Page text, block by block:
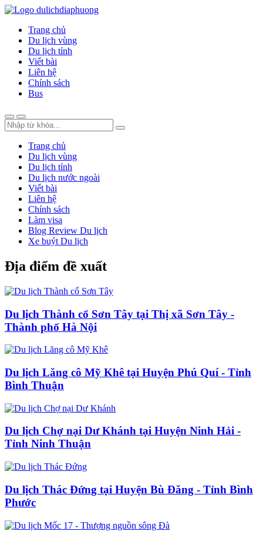
Trang chủ
Du lịch vùng
Du lịch tỉnh
Viết bài
Liên hệ
Chính sách
Bus
Trang chủ
Du lịch vùng
Du lịch tỉnh
Du lịch nước ngoài
Viết bài
Liên hệ
Chính sách
Làm visa
Blog Review Du lịch
Xe buýt Du lịch
Địa điểm đề xuất
Du lịch Thành cổ Sơn Tây tại Thị xã Sơn Tây -
Thành phố Hà Nội
Du lịch Lăng cô Mỹ Khê tại Huyện Phú Quí - Tỉnh
Bình Thuận
Du lịch Chợ nại Dư Khánh tại Huyện Ninh Hải -
Tỉnh Ninh Thuận
Du lịch Thác Đứng tại Huyện Bù Đăng - Tỉnh Bình
Phước